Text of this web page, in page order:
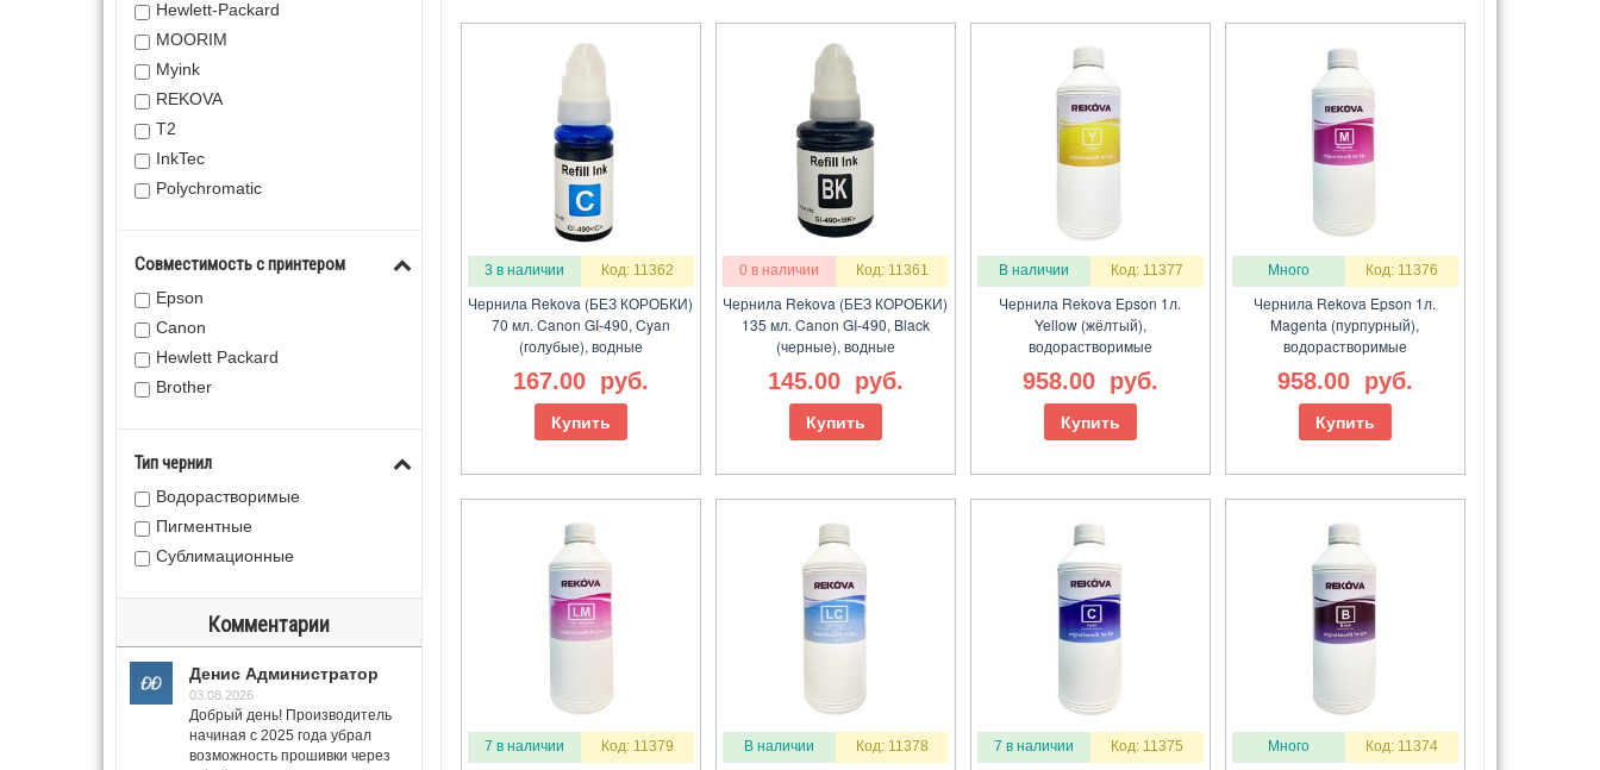
Hewlett-Packard
MOORIM
Myink
REKOVA
Т2
InkTec
Polychromatic
Совместимость с принтером
Epson
Canon
Hewlett Packard
Brother
Тип чернил
Водорастворимые
Пигментные
Сублимационные
Комментарии
Денис Администратор
03.08.2026
Добрый день! Производитель
начиная с 2025 года убрал
возможность прошивки через
3 в наличии Код: 11362
Чернила Rekova (БЕЗ КОРОБКИ)
70 мл. Canon GI-490, Cyan
(голубые), водные
167.00 руб.
Купить
0 в наличии Код: 11361
Чернила Rekova (БЕЗ КОРОБКИ)
135 мл. Canon GI-490, Black
(черные), водные
145.00 руб.
Купить
В наличии Код: 11377
Чернила Rekova Epson 1л.
Yellow (жёлтый),
водорастворимые
958.00 руб.
Купить
Много Код: 11376
Чернила Rekova Epson 1л.
Magenta (пурпурный),
водорастворимые
958.00 руб.
Купить
7 в наличии Код: 11379 В наличии Код: 11378 7 в наличии Код: 11375 Много Код: 11374